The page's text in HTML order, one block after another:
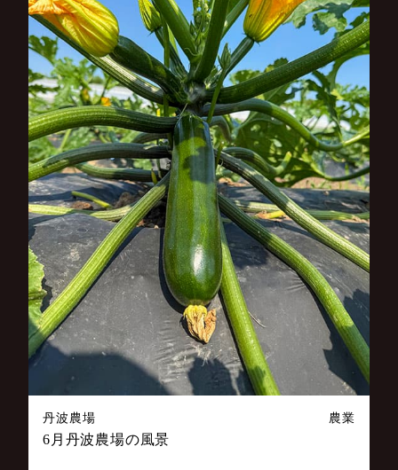
丹波農場 農業
6月丹波農場の風景